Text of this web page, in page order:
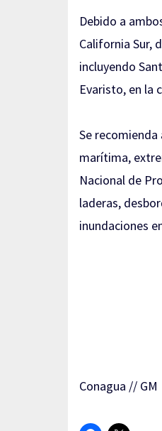
Debido a
California Sur,
incluyendo
Evaristo, en la
Se
marítima,
Nacional de
laderas,
inundaciones
Conagua // GM